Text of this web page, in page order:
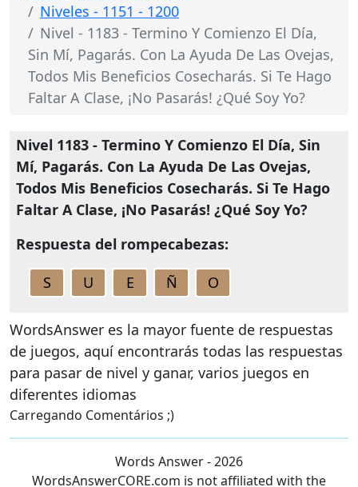
Niveles - 1151 - 1200
Nivel - 1183 - Termino Y Comienzo El Día,
Sin Mí, Pagarás. Con La Ayuda De Las Ovejas,
Todos Mis Beneficios Cosecharás. Si Te Hago
Faltar A Clase, ¡No Pasarás! ¿Qué Soy Yo?
Nivel 1183 - Termino Y Comienzo El Día, Sin
Mí, Pagarás. Con La Ayuda De Las Ovejas,
Todos Mis Beneficios Cosecharás. Si Te Hago
Faltar A Clase, ¡No Pasarás! ¿Qué Soy Yo?
Respuesta del rompecabezas:
S
U E Ñ O
WordsAnswer es la mayor fuente de respuestas
de juegos, aquí encontrarás todas las respuestas
para pasar de nivel y ganar, varios juegos en
diferentes idiomas
Carregando Comentários ;)
Words Answer - 2026
WordsAnswerCORE.com is not affiliated with the